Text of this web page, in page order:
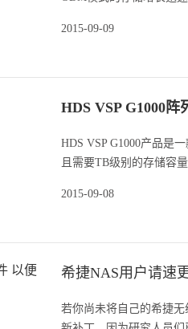
2015-09-09
HDS VSP G1000阵
HDS VSP G1000产品是
且需要TB级别的存储容
2015-09-08
希捷NAS用户请速
若你尚未将自己的希捷